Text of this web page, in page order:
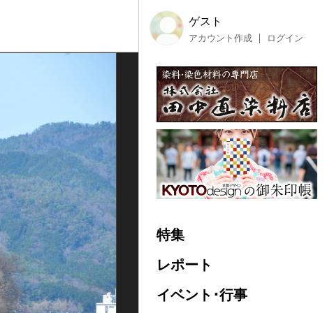
ゲスト
アカウント作成 ログイン
特集
レポート
イベント･行事